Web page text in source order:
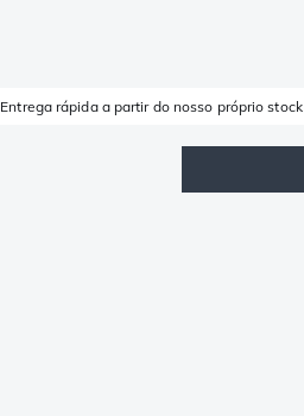
Entrega rápida a partir do nosso próprio stock